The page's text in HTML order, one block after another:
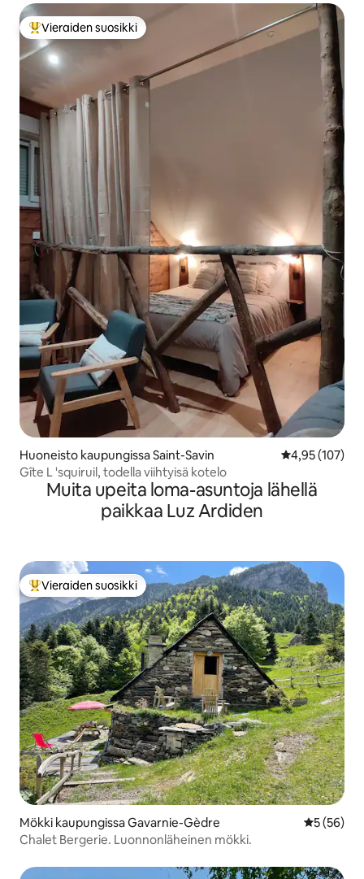
Vieraiden suosikkien parhaimmistoa
Vieraiden suosikki
Huoneisto kaupungissa Saint-Savin
4,95 (107)
Gîte L 'squiruil, todella viihtyisä kotelo
Muita upeita loma-asuntoja lähellä
paikkaa Luz Ardiden
Vieraiden suosikkien parhaimmistoa
Vieraiden suosikki
Mökki kaupungissa Gavarnie-Gèdre
5 (56)
Chalet Bergerie. Luonnonläheinen mökki.